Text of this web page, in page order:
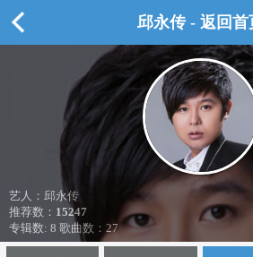
邱永传 - 返回首
艺人：邱永传
推荐数： 15247
专辑数: 8 歌曲数：27